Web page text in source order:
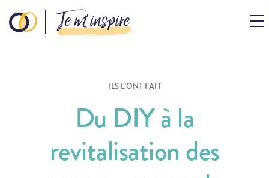
Je m’inspire
ILS L'ONT FAIT
Du DIY à la
revitalisation des